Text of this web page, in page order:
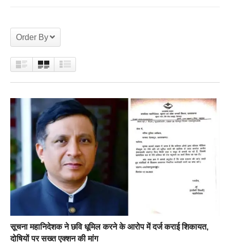
Order By
सूचना महानिदेशक ने छवि धूमिल करने के आरोप में दर्ज कराई शिकायत,
दोषियों पर सख्त एक्शन की मांग